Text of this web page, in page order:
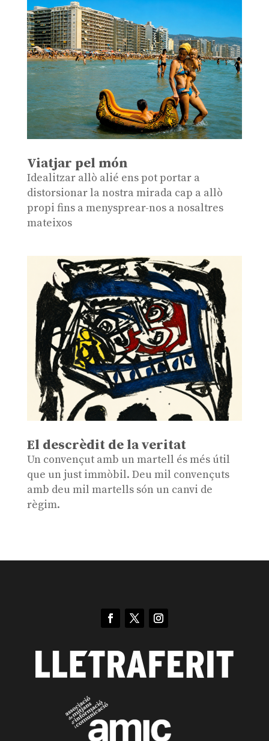
Viatjar pel món
Idealitzar allò alié ens pot portar a
distorsionar la nostra mirada cap a allò
propi fins a menysprear-nos a nosaltres
mateixos
El descrèdit de la veritat
Un convençut amb un martell és més útil
que un just immòbil. Deu mil convençuts
amb deu mil martells són un canvi de
règim.